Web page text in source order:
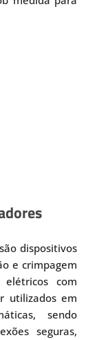
dispositivos
e crimpagem
com
utilizados em
sendo
seguras,